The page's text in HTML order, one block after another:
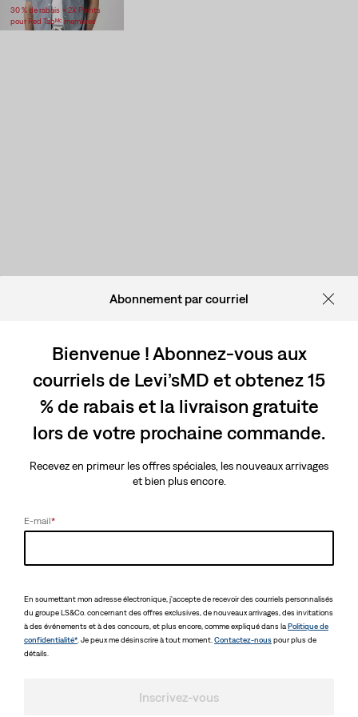
30 % de rabais + 2X Points
pour Red Tabᴹᶜ membres
Abonnement par courriel
Bienvenue ! Abonnez-vous aux
courriels de Levi’sMD et obtenez 15
% de rabais et la livraison gratuite
lors de votre prochaine commande.
Recevez en primeur les offres spéciales, les nouveaux arrivages
et bien plus encore.
E-mail*
En soumettant mon adresse électronique, j'accepte de recevoir des courriels personnalisés
du groupe LS&Co. concernant des offres exclusives, de nouveaux arrivages, des invitations
à des événements et à des concours, et plus encore, comme expliqué dans laPolitique de
confidentialité* . Je peux me désinscrire à tout moment. Contactez-nouspour plus de
détails.
Inscrivez-vous